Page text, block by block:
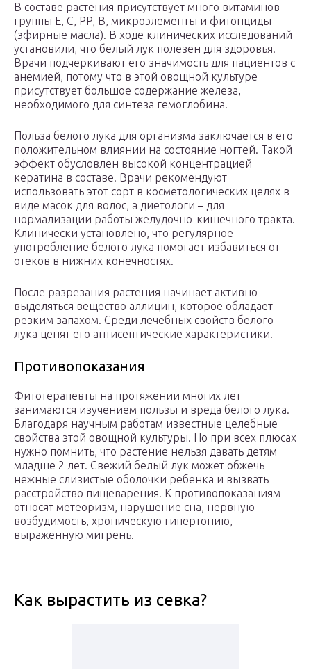
В составе растения присутствует много витаминов
группы Е, С, PP, В, микроэлементы и фитонциды
(эфирные масла). В ходе клинических исследований
установили, что белый лук полезен для здоровья.
Врачи подчеркивают его значимость для пациентов с
анемией, потому что в этой овощной культуре
присутствует большое содержание железа,
необходимого для синтеза гемоглобина.
Польза белого лука для организма заключается в его
положительном влиянии на состояние ногтей. Такой
эффект обусловлен высокой концентрацией
кератина в составе. Врачи рекомендуют
использовать этот сорт в косметологических целях в
виде масок для волос, а диетологи – для
нормализации работы желудочно-кишечного тракта.
Клинически установлено, что регулярное
употребление белого лука помогает избавиться от
отеков в нижних конечностях.
После разрезания растения начинает активно
выделяться вещество аллицин, которое обладает
резким запахом. Среди лечебных свойств белого
лука ценят его антисептические характеристики.
Противопоказания
Фитотерапевты на протяжении многих лет
занимаются изучением пользы и вреда белого лука.
Благодаря научным работам известные целебные
свойства этой овощной культуры. Но при всех плюсах
нужно помнить, что растение нельзя давать детям
младше 2 лет. Свежий белый лук может обжечь
нежные слизистые оболочки ребенка и вызвать
расстройство пищеварения. К противопоказаниям
относят метеоризм, нарушение сна, нервную
возбудимость, хроническую гипертонию,
выраженную мигрень.
Как вырастить из севка?